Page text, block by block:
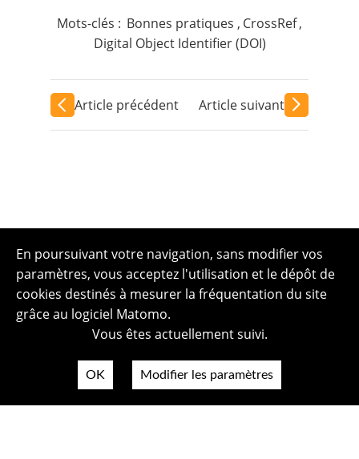
Mots-clés : Bonnes pratiques , CrossRef,
Digital Object Identifier (DOI)
Article précédent Article suivant
En poursuivant votre navigation, sans modifier vos
paramètres, vous acceptez l'utilisation et le dépôt de
cookies destinés à mesurer la fréquentation du site
grâce au logiciel Matomo.
Vous êtes actuellement suivi.
OK Modifier les paramètres